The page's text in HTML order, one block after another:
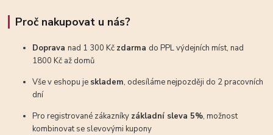
Proč nakupovat u nás?
Dopravanad 1 300 Kč zdarma do PPL výdejních míst, nad
1800 Kč až domů
Vše v eshopu je skladem, odesíláme nejpozději do 2 pracovních
dní
Pro registrované zákazníky základní sleva 5%, možnost
kombinovat se slevovými kupony